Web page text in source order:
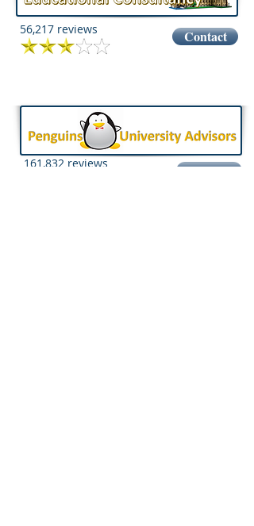
56,217 reviews Contact
161,832 reviews Contact